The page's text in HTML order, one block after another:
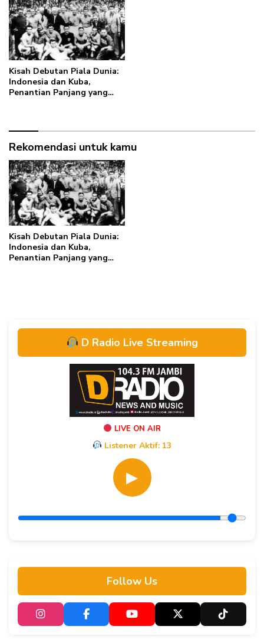
Kisah Debutan Piala Dunia:
Indonesia dan Kuba,
Penantian Panjang yang
Rekomendasi untuk kamu
Kisah Debutan Piala Dunia:
Indonesia dan Kuba,
Penantian Panjang yang
D Radio Live Streaming
LIVE ON AIR
Listener Aktif: 13
▶
Follow Us